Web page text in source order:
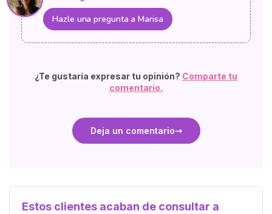
Hazle una pregunta a Marisa
¿Te gustaría expresar tu opinión? Comparte tu
comentario.
Deja un comentario
Estos clientes acaban de consultar a